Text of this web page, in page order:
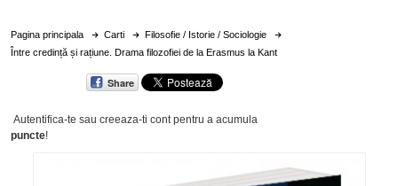
Pagina principala Carti
Filosofie / Istorie / Sociologie
Între credință și rațiune. Drama filozofiei de la Erasmus la Kant
Share
Autentifica-te sau creeaza-ti contpentru a acumula
puncte!